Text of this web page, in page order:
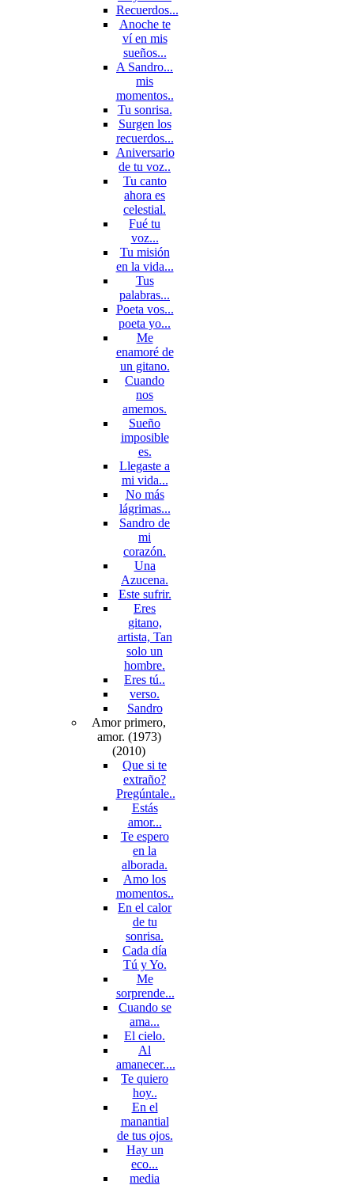
Recuerdos...
Anoche te
ví en mis
sueños...
A Sandro...
mis
momentos..
Tu sonrisa.
Surgen los
recuerdos...
Aniversario
de tu voz..
Tu canto
ahora es
celestial.
Fué tu
voz...
Tu misión
en la vida...
Tus
palabras...
Poeta vos...
poeta yo...
Me
enamoré de
un gitano.
Cuando
nos
amemos.
Sueño
imposible
es.
Llegaste a
mi vida...
No más
lágrimas...
Sandro de
mi
corazón.
Una
Azucena.
Este sufrir.
Eres
gitano,
artista, Tan
solo un
hombre.
Eres tú..
verso.
Sandro
Amor primero,
amor. (1973)
(2010)
Que si te
extraño?
Pregúntale..
Estás
amor...
Te espero
en la
alborada.
Amo los
momentos..
En el calor
de tu
sonrisa.
Cada día
Tú y Yo.
Me
sorprende...
Cuando se
ama...
El cielo.
Al
amanecer....
Te quiero
hoy..
En el
manantial
de tus ojos.
Hay un
eco...
media